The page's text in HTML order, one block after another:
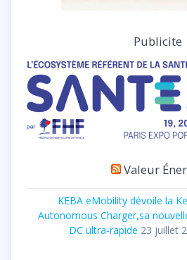
Publicite
Valeur
KEBA eMobility dévoile la
Autonomous Charger,sa
DC ultra-rapide 23 juillet